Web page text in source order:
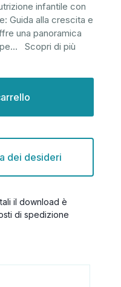
infantile con
Guida alla crescita e
una panoramica
... Scopri di più
dei desideri
il download è
di spedizione